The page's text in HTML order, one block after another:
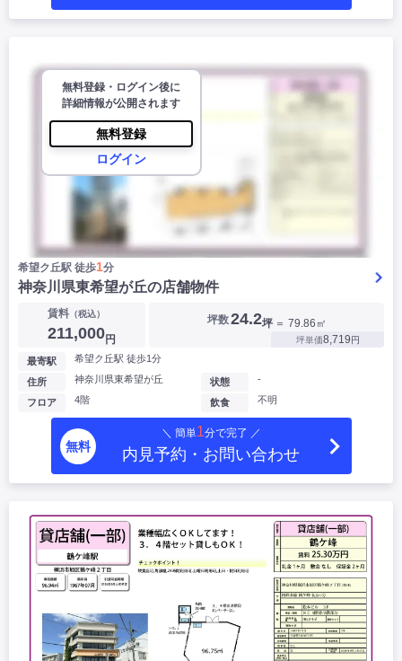
無料登録・ログイン後に
詳細情報が公開されます
無料登録
ログイン
希望ク丘駅 徒歩1分
神奈川県東希望が丘の店舗物件
賃料 （税込）
211,000円
坪数24.2坪 ＝ 79.86㎡
坪単価8,719円
最寄駅 希望ク丘駅 徒歩1分
住所 神奈川県東希望が丘
フロア 4階
状態 -
飲食 不明
無料
＼ 簡単1分で完了 ／
内見予約・お問い合わせ